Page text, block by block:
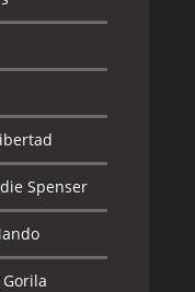
Spenser